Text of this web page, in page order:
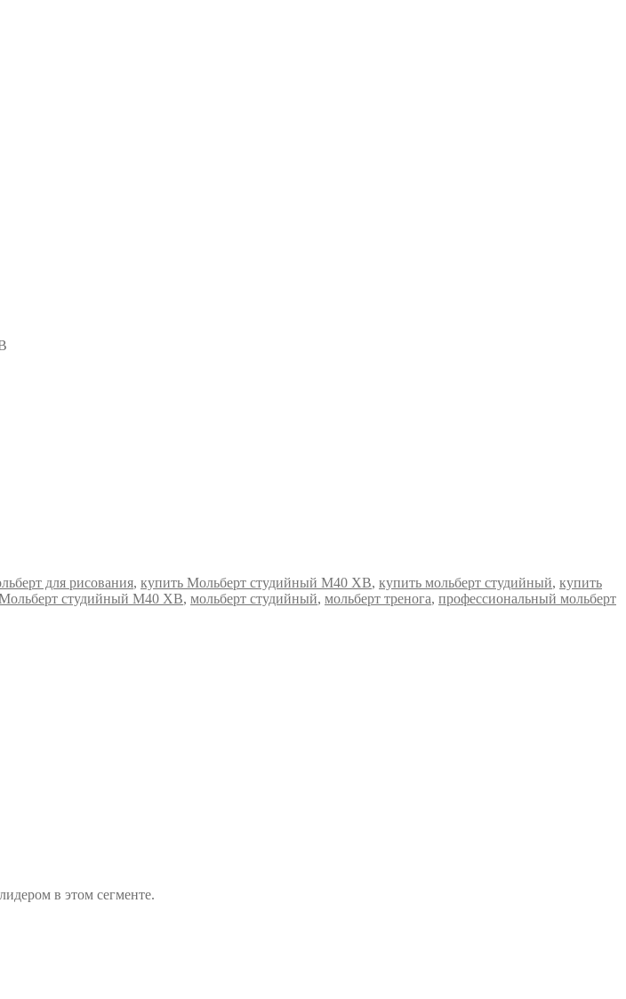
для рисования, купить Мольберт студийный М40 ХВ, купить мольберт студийный, купить
студийный М40 ХВ, мольберт студийный, мольберт тренога, профессиональный мольберт
в этом сегменте.